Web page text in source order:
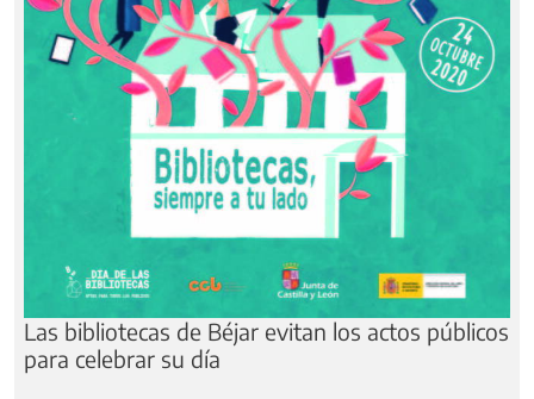
Las bibliotecas de Béjar evitan los actos públicos
para celebrar su día